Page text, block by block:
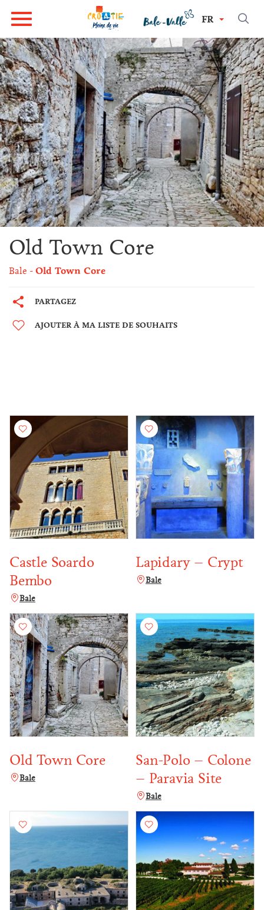
FR
Old Town Core
Bale Old Town Core
PARTAGEZ
AJOUTER À MA LISTE DE SOUHAITS
Castle Soardo
Bembo
Bale
Lapidary – Crypt
Bale
Old Town Core
Bale
San-Polo – Colone
– Paravia Site
Bale